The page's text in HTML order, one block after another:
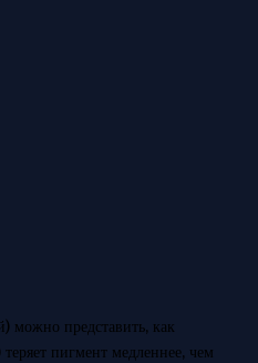
можно представить, как
пигмент медленнее, чем